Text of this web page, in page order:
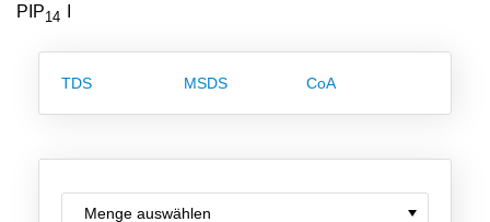
Karriere
Kontakt
PIP14
TDS MSDS CoA